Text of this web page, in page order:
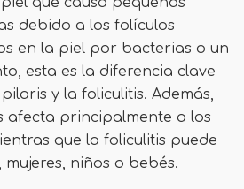
debido a los folículos
en la piel por bacterias o un
esta es la diferencia clave
y la foliculitis. Además,
afecta principalmente a los
que la foliculitis puede
niños o bebés.